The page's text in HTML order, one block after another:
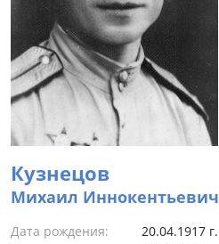
Кузнецов
Михаил Иннокентьевич
Дата рождения:
20.04.1917 г.